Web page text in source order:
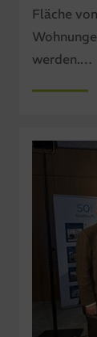
Fläche
werden.…